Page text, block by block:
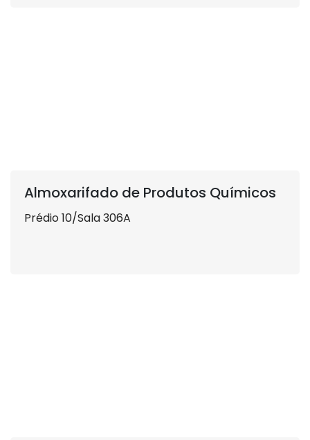
Almoxarifado de Produtos Químicos
Prédio 10/Sala 306A